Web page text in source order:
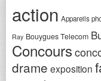
action Appareils
Ray Bouygues Telecom
Concours
drame exposition